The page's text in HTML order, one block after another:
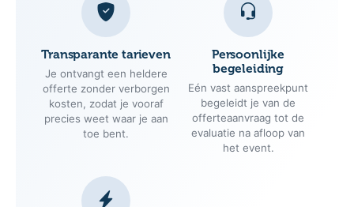
Transparante tarieven
Je ontvangt een heldere
offerte zonder verborgen
kosten, zodat je vooraf
precies weet waar je aan
toe bent.
Persoonlijke
begeleiding
Eén vast aanspreekpunt
begeleidt je van de
offerteaanvraag tot de
evaluatie na afloop van
het event.